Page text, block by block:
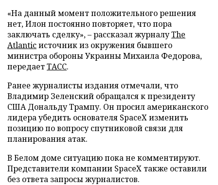
«На данный момент положительного решения
нет, Илон постоянно повторяет, что пора
заключать сделку», – рассказал журналуThe
Atlanticисточник из окружения бывшего
министра обороны Украины Михаила Федорова,
передаетТАСС.
Ранее журналисты издания отмечали, что
Владимир Зеленский обращался к президенту
США Дональду Трампу. Он просил американского
лидера убедить основателя SpaceX изменить
позицию по вопросу спутниковой связи для
планирования атак.
В Белом доме ситуацию пока не комментируют.
Представители компании SpaceX также оставили
без ответа запросы журналистов.